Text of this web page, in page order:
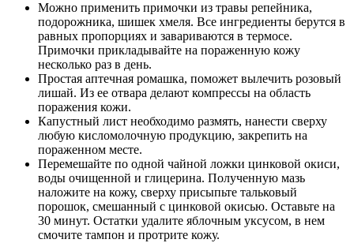
Можно применить примочки из травы репейника,
подорожника, шишек хмеля. Все ингредиенты берутся в
равных пропорциях и завариваются в термосе.
Примочки прикладывайте на пораженную кожу
несколько раз в день.
Простая аптечная ромашка, поможет вылечить розовый
лишай. Из ее отвара делают компрессы на область
поражения кожи.
Капустный лист необходимо размять, нанести сверху
любую кисломолочную продукцию, закрепить на
пораженном месте.
Перемешайте по одной чайной ложки цинковой окиси,
воды очищенной и глицерина. Полученную мазь
наложите на кожу, сверху присыпьте тальковый
порошок, смешанный с цинковой окисью. Оставьте на
30 минут. Остатки удалите яблочным уксусом, в нем
смочите тампон и протрите кожу.